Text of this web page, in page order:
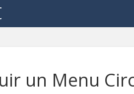
un Menu